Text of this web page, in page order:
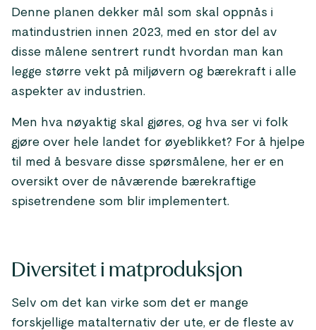
Denne planen dekker mål som skal oppnås i
matindustrien innen 2023, med en stor del av
disse målene sentrert rundt hvordan man kan
legge større vekt på miljøvern og bærekraft i alle
aspekter av industrien.
Men hva nøyaktig skal gjøres, og hva ser vi folk
gjøre over hele landet for øyeblikket? For å hjelpe
til med å besvare disse spørsmålene, her er en
oversikt over de nåværende bærekraftige
spisetrendene som blir implementert.
Diversitet i matproduksjon
Selv om det kan virke som det er mange
forskjellige matalternativ der ute, er de fleste av